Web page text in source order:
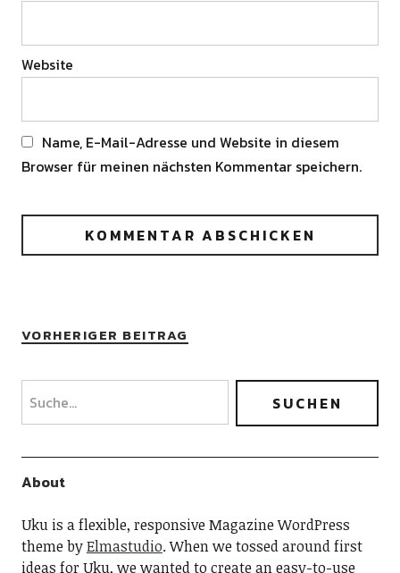
Website
Name, E-Mail-Adresse und Website in diesem
Browser für meinen nächsten Kommentar speichern.
VORHERIGER BEITRAG
About
Uku is a flexible, responsive Magazine WordPress
theme byElmastudio. When we tossed around first
ideas for Uku, we wanted to create an easy-to-use